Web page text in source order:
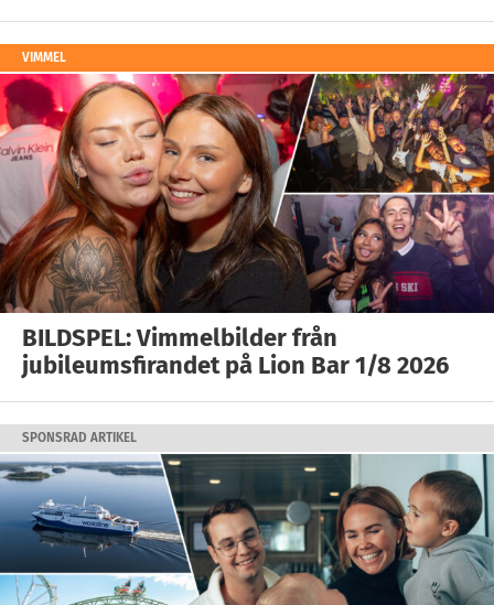
VIMMEL
BILDSPEL: Vimmelbilder från
jubileumsfirandet på Lion Bar 1/8 2026
SPONSRAD ARTIKEL